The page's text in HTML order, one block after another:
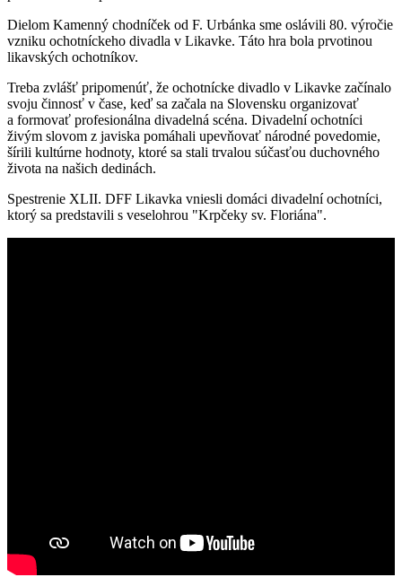
Dielom Kamenný chodníček od F. Urbánka sme oslávili 80. výročie
vzniku ochotníckeho divadla v Likavke. Táto hra bola prvotinou
likavských ochotníkov.
Treba zvlášť pripomenúť, že ochotnícke divadlo v Likavke začínalo
svoju činnosť v čase, keď sa začala na Slovensku organizovať
a formovať profesionálna divadelná scéna. Divadelní ochotníci
živým slovom z javiska pomáhali upevňovať národné povedomie,
šírili kultúrne hodnoty, ktoré sa stali trvalou súčasťou duchovného
života na našich dedinách.
Spestrenie XLII. DFF Likavka vniesli domáci divadelní ochotníci,
ktorý sa predstavili s veselohrou "Krpčeky sv. Floriána".